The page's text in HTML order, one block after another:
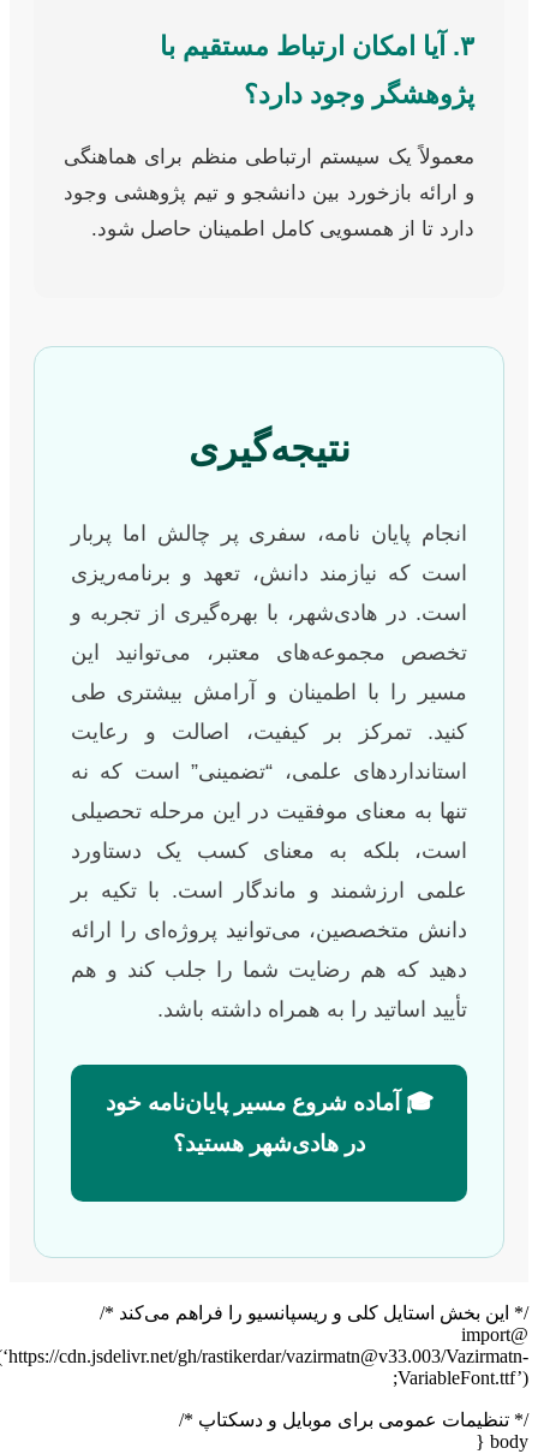
۳. آیا امکان ارتباط مستقیم با
پژوهشگر وجود دارد؟
معمولاً یک سیستم ارتباطی منظم برای هماهنگی
و ارائه بازخورد بین دانشجو و تیم پژوهشی وجود
دارد تا از همسویی کامل اطمینان حاصل شود.
نتیجه‌گیری
انجام پایان نامه، سفری پر چالش اما پربار
است که نیازمند دانش، تعهد و برنامه‌ریزی
است. در هادی‌شهر، با بهره‌گیری از تجربه و
تخصص مجموعه‌های معتبر، می‌توانید این
مسیر را با اطمینان و آرامش بیشتری طی
کنید. تمرکز بر کیفیت، اصالت و رعایت
استانداردهای علمی، “تضمینی” است که نه
تنها به معنای موفقیت در این مرحله تحصیلی
است، بلکه به معنای کسب یک دستاورد
علمی ارزشمند و ماندگار است. با تکیه بر
دانش متخصصین، می‌توانید پروژه‌ای را ارائه
دهید که هم رضایت شما را جلب کند و هم
تأیید اساتید را به همراه داشته باشد.
🎓 آماده شروع مسیر پایان‌نامه خود
در هادی‌شهر هستید؟
بخش استایل کلی و ریسپانسیو را فراهم می‌کند */
@import
url(‘https://cdn.jsdelivr.net/gh/rastikerdar/vazirmatn@v33.003/
عمومی برای موبایل و دسکتاپ */